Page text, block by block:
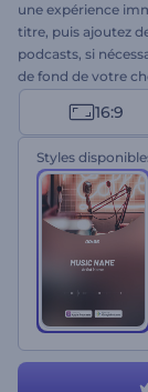
une expérience
titre, puis ajoutez
podcasts, si
de fond de votre
le Visualiseur
pour les podcasts
maintenant !
16:9
Styles